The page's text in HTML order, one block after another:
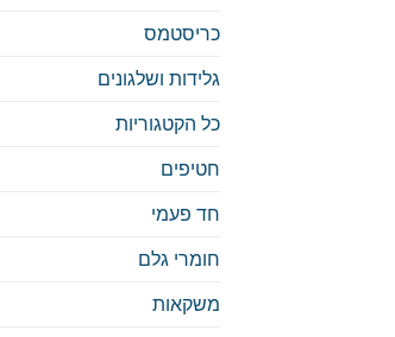
כריסטמס
גלידות ושלגונים
כל הקטגוריות
חטיפים
חד פעמי
חומרי גלם
משקאות